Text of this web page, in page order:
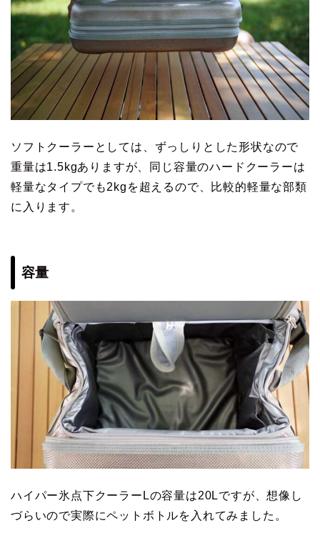
ソフトクーラーとしては、ずっしりとした形状なので
重量は1.5kgありますが、同じ容量のハードクーラーは
軽量なタイプでも2kgを超えるので、比較的軽量な部類
に入ります。
容量
ハイパー氷点下クーラーLの容量は20Lですが、想像し
づらいので実際にペットボトルを入れてみました。